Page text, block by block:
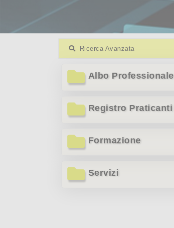
Ricerca Avanzata
Albo Professionale
Registro Praticanti
Formazione
Servizi